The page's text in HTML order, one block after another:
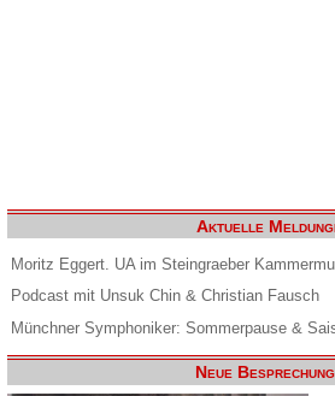
Aktuelle
Moritz Eggert. UA im Steingraeber
Podcast mit Unsuk Chin & Christian Fausch
Münchner Symphoniker: Sommerpause &
Neue